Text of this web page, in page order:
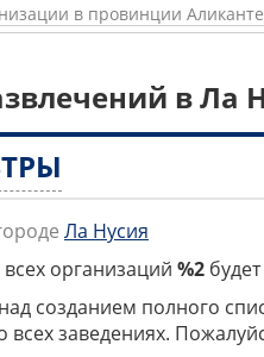
в провинции Аликанте
в Ла
Ла Нусия
организаций %2
созданием полного
заведениях.